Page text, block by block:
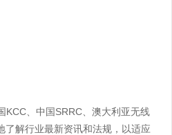
KCC、中国SRRC、澳大利亚无线
解行业最新资讯和法规，以适应